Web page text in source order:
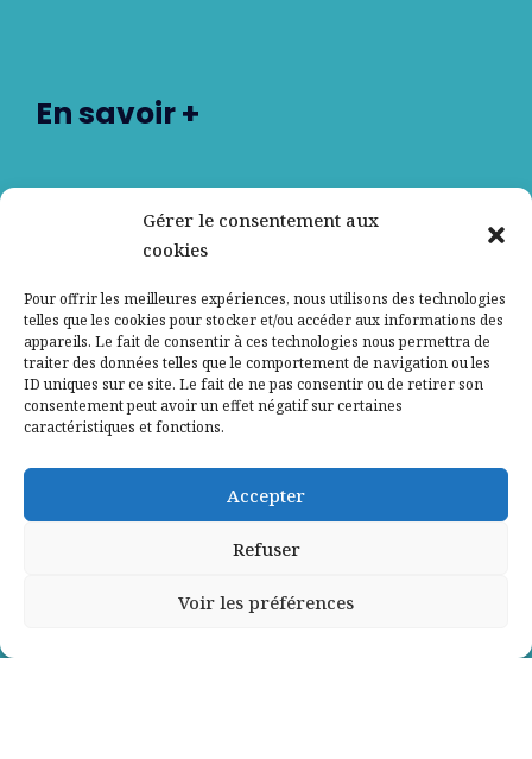
Gérer le consentement aux
cookies
Pour offrir les meilleures expériences, nous utilisons des technologies
telles que les cookies pour stocker et/ou accéder aux informations des
appareils. Le fait de consentir à ces technologies nous permettra de
traiter des données telles que le comportement de navigation ou les
ID uniques sur ce site. Le fait de ne pas consentir ou de retirer son
consentement peut avoir un effet négatif sur certaines
caractéristiques et fonctions.
Accepter
Refuser
Voir les préférences
En savoir +
Nos partenaires
Contactez-nous
Mentions légales